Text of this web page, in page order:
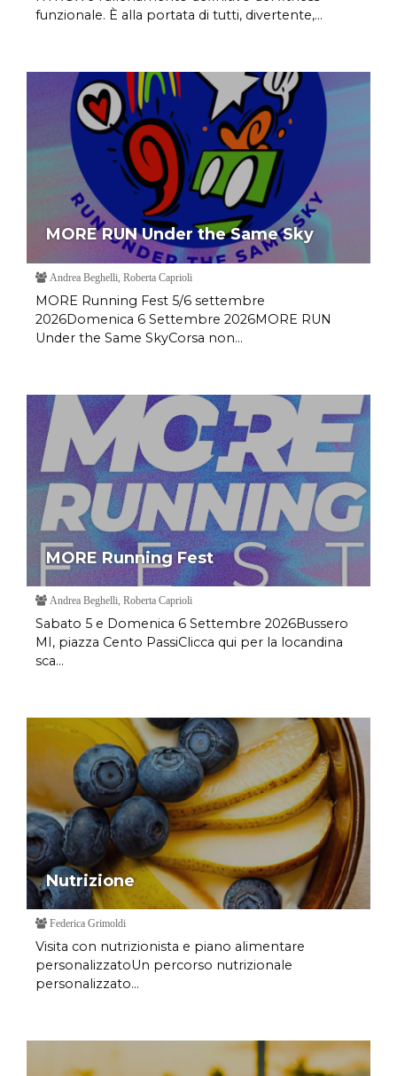
funzionale. È alla portata di tutti, divertente,...
MORE RUN Under the Same Sky
Andrea Beghelli, Roberta Caprioli
MORE Running Fest 5/6 settembre
2026Domenica 6 Settembre 2026MORE RUN
Under the Same SkyCorsa non...
MORE Running Fest
Andrea Beghelli, Roberta Caprioli
Sabato 5 e Domenica 6 Settembre 2026Bussero
MI, piazza Cento PassiClicca qui per la locandina
sca...
Nutrizione
Federica Grimoldi
Visita con nutrizionista e piano alimentare
personalizzatoUn percorso nutrizionale
personalizzato...